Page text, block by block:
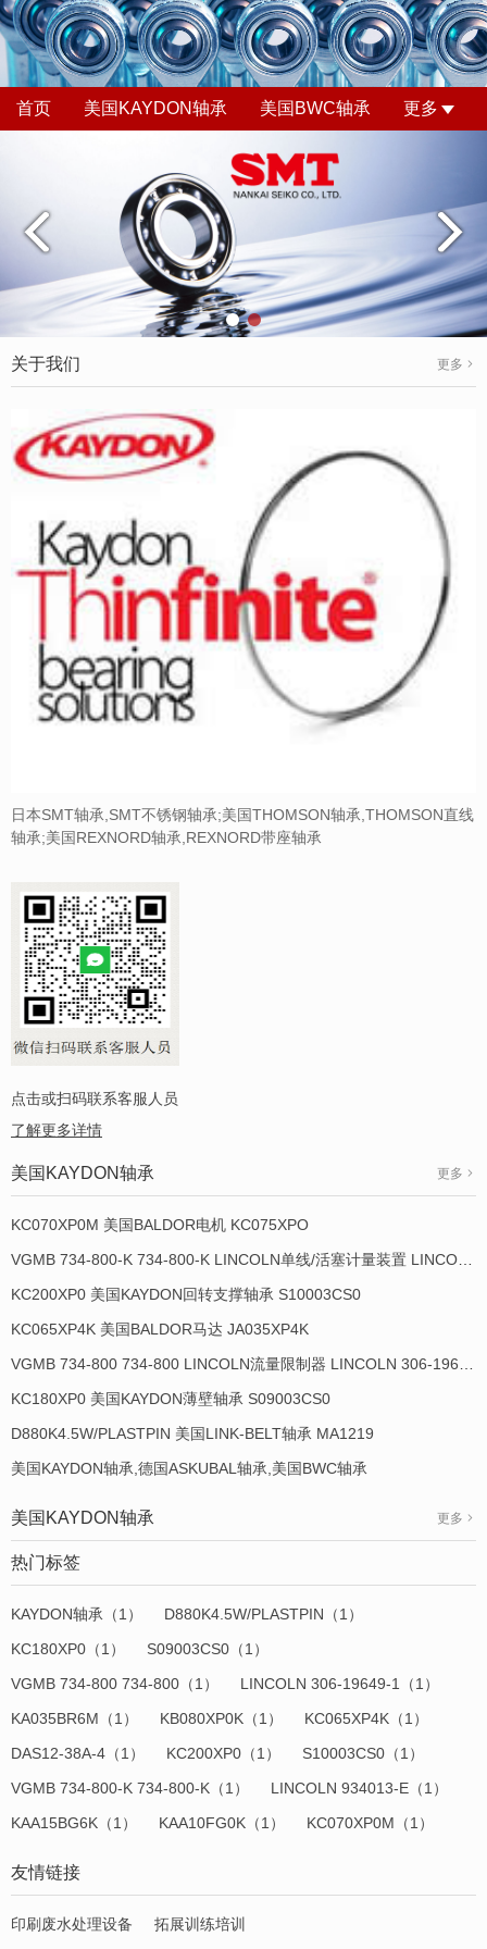
首页 美国KAYDON轴承 美国BWC轴承 更多
关于我们 更多
日本SMT轴承,SMT不锈钢轴承;美国THOMSON轴承,THOMSON直线
轴承;美国REXNORD轴承,REXNORD带座轴承
点击或扫码联系客服人员
了解更多详情
美国KAYDON轴承 更多
KC070XP0M 美国BALDOR电机 KC075XPO
KC200XP0 美国KAYDON回转支撑轴承 S10003CS0
KC065XP4K 美国BALDOR马达 JA035XP4K
KC180XP0 美国KAYDON薄壁轴承 S09003CS0
D880K4.5W/PLASTPIN 美国LINK-BELT轴承 MA1219
美国KAYDON轴承,德国ASKUBAL轴承,美国BWC轴承
美国KAYDON轴承 更多
热门标签
KAYDON轴承（1）
D880K4.5W/PLASTPIN（1）
KC180XP0（1）
S09003CS0（1）
VGMB 734-800 734-800（1）
LINCOLN 306-19649-1（1）
KA035BR6M（1）
KB080XP0K（1）
KC065XP4K（1）
DAS12-38A-4（1）
KC200XP0（1）
S10003CS0（1）
VGMB 734-800-K 734-800-K（1）
LINCOLN 934013-E（1）
KAA15BG6K（1）
KAA10FG0K（1） KC070XP0M（1）
友情链接
印刷废水处理设备 拓展训练培训